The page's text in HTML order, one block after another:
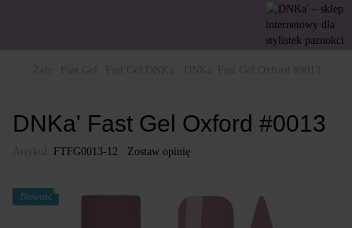
DNKa' Fast Gel Oxford #0013
FTFG0013-12 Zostaw opinię
Nowość